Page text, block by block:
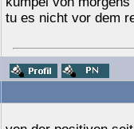
tu es nicht vor dem